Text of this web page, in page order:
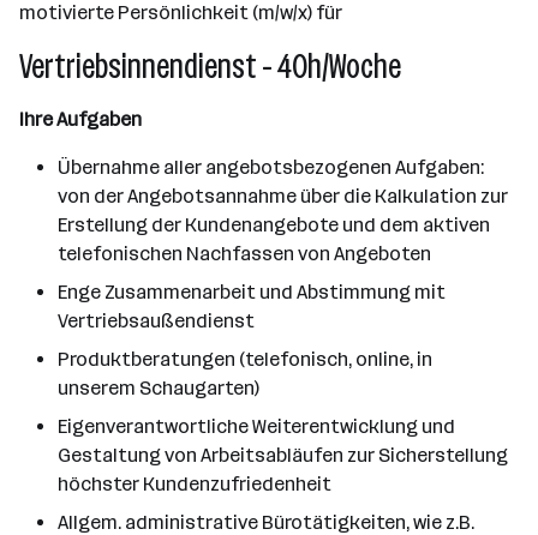
motivierte Persönlichkeit (m/w/x) für
Vertriebsinnendienst - 40h/Woche
Ihre Aufgaben
Übernahme aller angebotsbezogenen Aufgaben:
von der Angebotsannahme über die Kalkulation zur
Erstellung der Kundenangebote und dem aktiven
telefonischen Nachfassen von Angeboten
Enge Zusammenarbeit und Abstimmung mit
Vertriebsaußendienst
Produktberatungen (telefonisch, online, in
unserem Schaugarten)
Eigenverantwortliche Weiterentwicklung und
Gestaltung von Arbeitsabläufen zur Sicherstellung
höchster Kundenzufriedenheit
Allgem. administrative Bürotätigkeiten, wie z.B.